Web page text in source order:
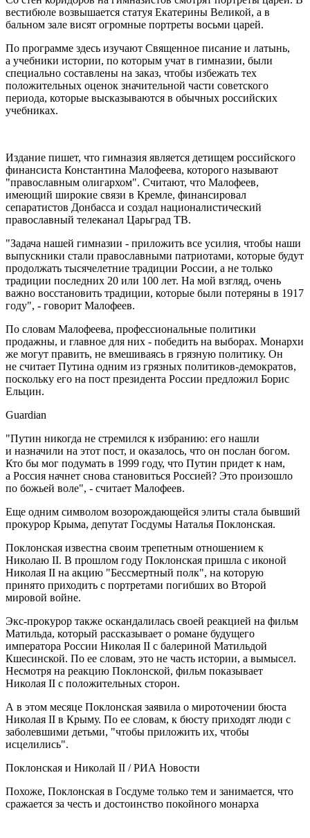
вестибюле возвышается статуя Екатерины Великой, а в
бальном зале висят огромные портреты восьми царей.
По программе здесь изучают Священное писание и латынь,
а учебники истории, по которым учат в гимназии, были
специально составлены на заказ, чтобы избежать тех
положительных оценок значительной части советского
периода, которые высказываются в обычных российских
учебниках.
Издание пишет, что гимназия является детищем российского
финансиста Константина Малофеева, которого называют
"православным олигархом". Считают, что Малофеев,
имеющий широкие связи в Кремле, финансировал
сепаратистов Донбасса и создал националистический
православный телеканал Царьград ТВ.
"Задача нашей гимназии - приложить все усилия, чтобы наши
выпускники стали православными патриотами, которые будут
продолжать тысячелетние традиции России, а не только
традиции последних 20 или 100 лет. На мой взгляд, очень
важно восстановить традиции, которые были потеряны в 1917
году", - говорит Малофеев.
По словам Малофеева, профессиональные политики
продажны, и главное для них - победить на выборах. Монархи
же могут править, не вмешиваясь в грязную политику. Он
не считает Путина одним из грязных политиков-демократов,
поскольку его на пост президента России предложил Борис
Ельцин.
Guardian
"Путин никогда не стремился к избранию: его нашли
и назначили на этот пост, и оказалось, что он послан богом.
Кто бы мог подумать в 1999 году, что Путин придет к нам,
а Россия начнет снова становиться Россией? Это произошло
по божьей воле", - считает Малофеев.
Еще одним символом возорождающейся элиты стала бывший
прокурор Крыма, депутат Госдумы Наталья Поклонская.
Поклонская известна своим трепетным отношением к
Николаю II. В прошлом году Поклонская пришла с иконой
Николая II на акцию "Бессмертный полк", на которую
принято приходить с портретами погибших во Второй
мировой войне.
Экс-прокурор также оскандалилась своей реакцией на фильм
Матильда, который рассказывает о романе будущего
императора России Николая II с балериной Матильдой
Кшесинской. По ее словам, это не часть истории, а вымысел.
Несмотря на реакцию Поклонской, фильм показывает
Николая II с положительных сторон.
А в этом месяце Поклонская заявила о мироточении бюста
Николая II в Крыму. По ее словам, к бюсту приходят люди с
заболевшими детьми, "чтобы приложить их, чтобы
исцелились".
Поклонская и Николай II / РИА Новости
Похоже, Поклонская в Госдуме только тем и занимается, что
сражается за честь и достоинство покойного монарха